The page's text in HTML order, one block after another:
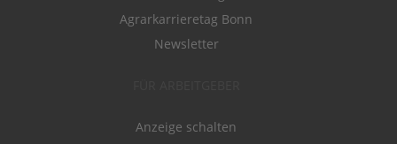
Agrarkarrieretag Bonn
Newsletter
Anzeige schalten